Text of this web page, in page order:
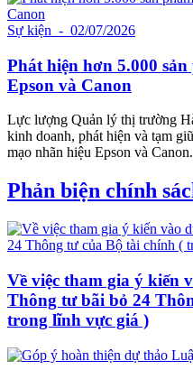
Sự kiện - 02/07/2026
Phát hiện hơn 5.000
Epson và Canon
Lực lượng Quản lý thị trường
kinh doanh, phát hiện và tạm
mạo nhãn hiệu Epson và Canon.
Phản biện chính
Về việc tham gia ý kiến
Thông tư bãi bỏ 24
trong lĩnh vực giá )